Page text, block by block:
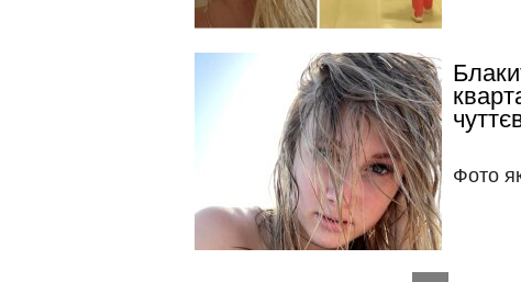
Фото